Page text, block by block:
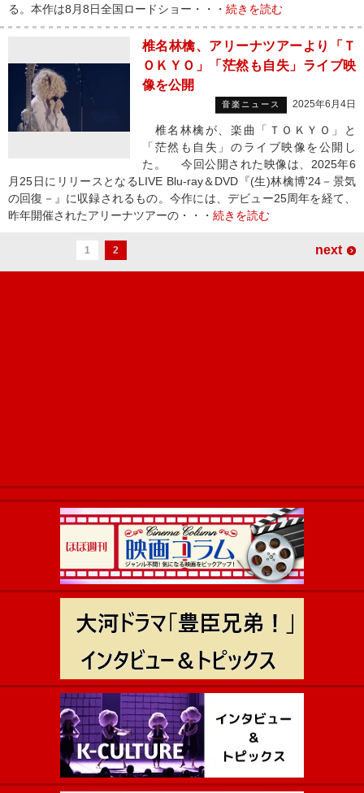
る。本作は8月8日全国ロードショー・・・ 続きを読む
椎名林檎、アリーナツアーより「Ｔ
ＯＫＹＯ」「茫然も自失」ライブ映
像を公開
音楽ニュース 2025年6月4日
椎名林檎が、楽曲「ＴＯＫＹＯ」と
「茫然も自失」のライブ映像を公開し
た。 今回公開された映像は、2025年6
月25日にリリースとなるLIVE Blu-ray＆DVD『(生)林檎博'24－景気
の回復－』に収録されるもの。今作には、デビュー25周年を経て、
昨年開催されたアリーナツアーの・・・ 続きを読む
1 2 next